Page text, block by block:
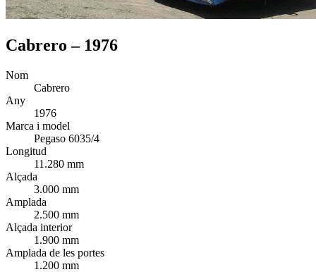
Cabrero – 1976
Nom
Cabrero
Any
1976
Marca i model
Pegaso 6035/4
Longitud
11.280 mm
Alçada
3.000 mm
Amplada
2.500 mm
Alçada interior
1.900 mm
Amplada de les portes
1.200 mm